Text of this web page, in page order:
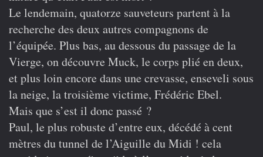
Le lendemain, quatorze sauveteurs partent à la
recherche des deux autres compagnons de
l’équipée. Plus bas, au dessous du passage de la
Vierge, on découvre Muck, le corps plié en deux,
et plus loin encore dans une crevasse, enseveli sous
la neige, la troisième victime, Frédéric Ebel.
Mais que s’est il donc passé ?
Paul, le plus robuste d’entre eux, décédé à cent
mètres du tunnel de l’Aiguille du Midi ! cela